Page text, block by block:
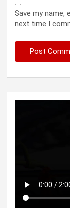
Save my name,
next time I